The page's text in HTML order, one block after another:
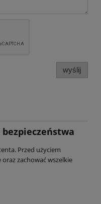
wyślij
Przed użyciem
zachować wszelkie